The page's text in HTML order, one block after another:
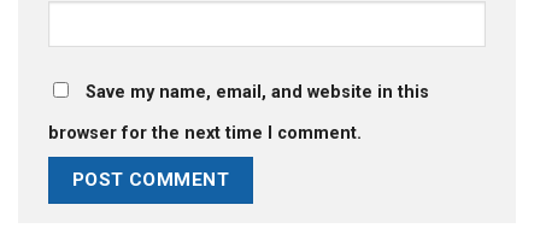
Save my name, email, and website in this
browser for the next time I comment.